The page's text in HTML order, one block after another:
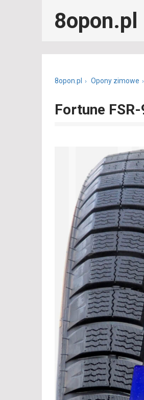
8opon.pl
8opon.pl Opony zimowe
Fortune